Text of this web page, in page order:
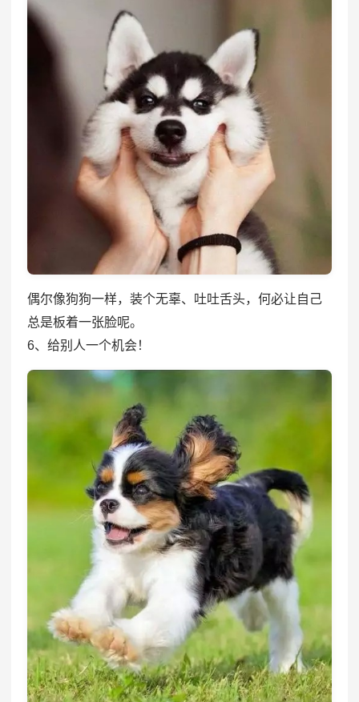
偶尔像狗狗一样，装个无辜、吐吐舌头，何必让自己
总是板着一张脸呢。
6、给别人一个机会！